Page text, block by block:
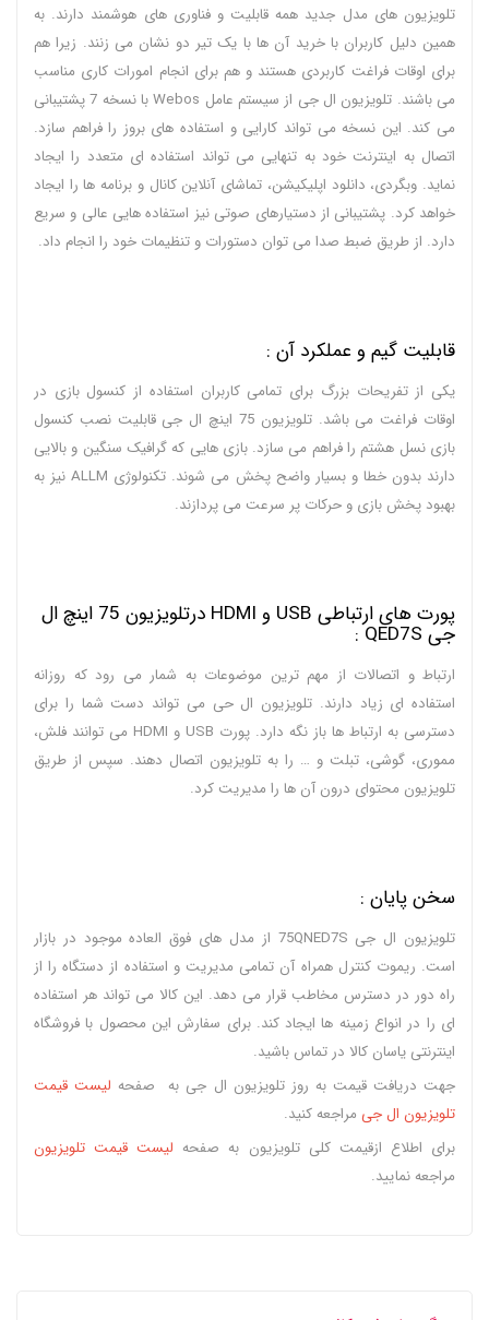
تلویزیون های مدل جدید همه قابلیت و فناوری های هوشمند دارند. به
همین دلیل کاربران با خرید آن ها با یک تیر دو نشان می زنند. زیرا هم
برای اوقات فراغت کاربردی هستند و هم برای انجام امورات کاری مناسب
می باشند. تلویزیون ال جی از سیستم عامل Webos با نسخه 7 پشتیبانی
می کند. این نسخه می تواند کارایی و استفاده های بروز را فراهم سازد.
اتصال به اینترنت خود به تنهایی می تواند استفاده ای متعدد را ایجاد
نماید. وبگردی، دانلود اپلیکیشن، تماشای آنلاین کانال و برنامه ها را ایجاد
خواهد کرد. پشتیبانی از دستیارهای صوتی نیز استفاده هایی عالی و سریع
دارد. از طریق ضبط صدا می توان دستورات و تنظیمات خود را انجام داد.
قابلیت گیم و عملکرد آن :
یکی از تفریحات بزرگ برای تمامی کاربران استفاده از کنسول بازی در
اوقات فراغت می باشد. تلویزیون 75 اینچ ال جی قابلیت نصب کنسول
بازی نسل هشتم را فراهم می سازد. بازی هایی که گرافیک سنگین و بالایی
دارند بدون خطا و بسیار واضح پخش می شوند. تکنولوژی ALLM نیز به
بهبود پخش بازی و حرکات پر سرعت می پردازند.
پورت های ارتباطی USB و HDMI درتلویزیون 75 اینچ ال
جی QED7S :
ارتباط و اتصالات از مهم ترین موضوعات به شمار می رود که روزانه
استفاده ای زیاد دارند. تلویزیون ال حی می تواند دست شما را برای
دسترسی به ارتباط ها باز نگه دارد. پورت USB و HDMI می توانند فلش،
مموری، گوشی، تبلت و … را به تلویزیون اتصال دهند. سپس از طریق
تلویزیون محتوای درون آن ها را مدیریت کرد.
سخن پایان :
تلویزیون ال جی 75QNED7S از مدل های فوق العاده موجود در بازار
است. ریموت کنترل همراه آن تمامی مدیریت و استفاده از دستگاه را از
راه دور در دسترس مخاطب قرار می دهد. این کالا می تواند هر استفاده
ای را در انواع زمینه ها ایجاد کند. برای سفارش این محصول با فروشگاه
اینترنتی یاسان کالا در تماس باشید.
جهت دریافت قیمت به روز تلویزیون ال جی به صفحهلیست قیمت
تلویزیون ال جی مراجعه کنید.
برای اطلاع ازقیمت کلی تلویزیون به صفحه لیست قیمت تلویزیون
مراجعه نمایید.